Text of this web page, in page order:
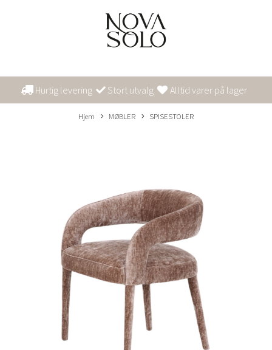
Hurtig levering Stort utvalg Alltid varer på lager
Hjem MØBLER SPISESTOLER